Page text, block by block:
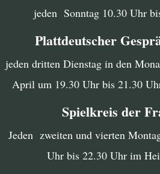
jeden Sonntag 10.30 Uhr
Plattdeutscher
jeden dritten Dienstag in den
April um 19.30 Uhr bis 21.30
Spielkreis der
Jeden zweiten und vierten
Uhr bis 22.30 Uhr im